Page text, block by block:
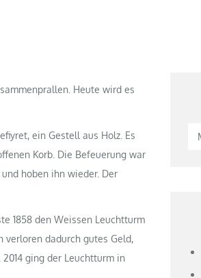
Heute wird es
ein Gestell aus Holz. Es
Korb. Die Befeuerung war
hoben ihn wieder. Der
1858 den Weissen Leuchtturm
verloren dadurch gutes Geld,
ging der Leuchtturm in